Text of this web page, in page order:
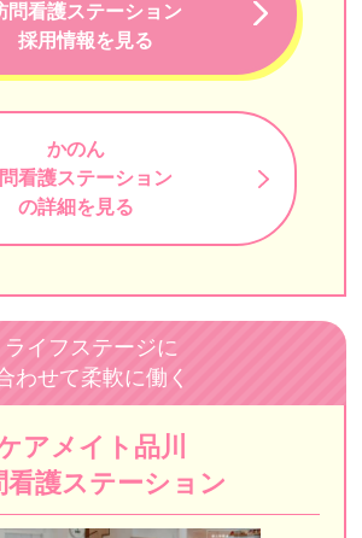
レニア）
トリハ）
護ステーション
テーション東京
リニック
ションはなもも
護ステーション湯島
ライフステージに
わせて柔軟に働く
アメイト品川
看護ステーション
問看護ステーション
採用情報を見る
かのん
看護ステーション
の詳細を見る